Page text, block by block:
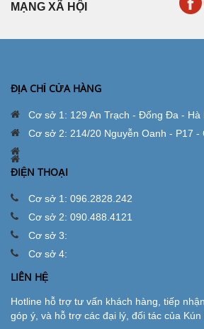
MẠNG XÃ HỘI
ĐỊA CHỈ CỬA HÀNG
Cơ sở 1: 129 An Trạch - Đống Đa - Hà
Cơ sở 2: 214/20 Nguyễn Oanh - P17 -
ĐIỆN THOẠI
Cơ sở 1: 096.2828.242
Cơ sở 2: 090.488.4121
Cơ sở 3:
Cơ sở 4:
LIÊN HỆ
Hotline hỗ trợ tư vấn khách hàng, tiếp
góp ý, và hỗ trợ các đại lý, đối tác của Kún